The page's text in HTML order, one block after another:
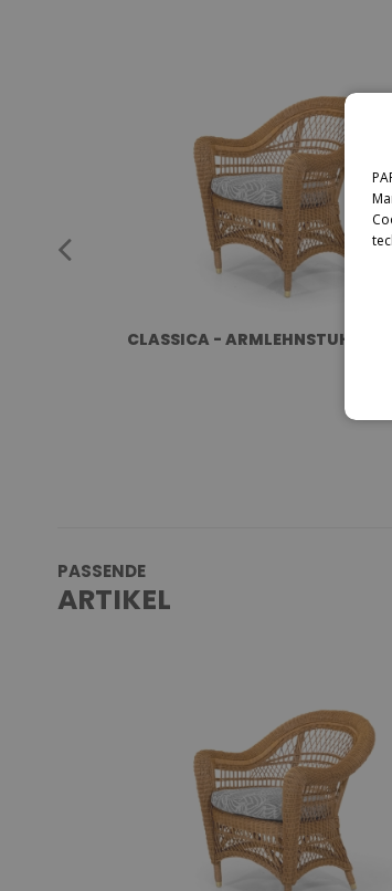
CLASSICA - ARMLEHNSTUHL -
PASSENDE
ARTIKEL